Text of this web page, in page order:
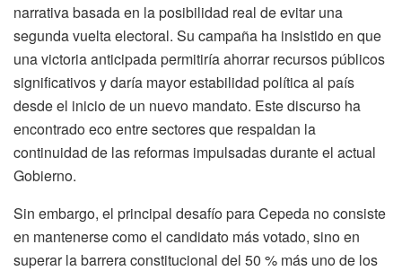
narrativa basada en la posibilidad real de evitar una
segunda vuelta electoral. Su campaña ha insistido en que
una victoria anticipada permitiría ahorrar recursos públicos
significativos y daría mayor estabilidad política al país
desde el inicio de un nuevo mandato. Este discurso ha
encontrado eco entre sectores que respaldan la
continuidad de las reformas impulsadas durante el actual
Gobierno.
Sin embargo, el principal desafío para Cepeda no consiste
en mantenerse como el candidato más votado, sino en
superar la barrera constitucional del 50 % más uno de los